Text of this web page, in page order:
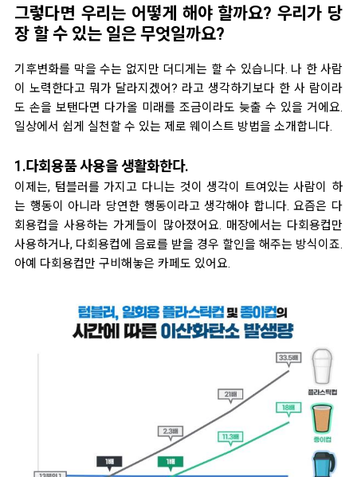
그렇다면 우리는 어떻게 해야 할까요? 우리가 당
장 할 수 있는 일은 무엇일까요?
기후변화를 막을 수는 없지만 더디게는 할 수 있습니다. 나 한 사람
이 노력한다고 뭐가 달라지겠어? 라고 생각하기보다 한 사 람이라
도 손을 보탠다면 다가올 미래를 조금이라도 늦출 수 있을 거에요.
일상에서 쉽게 실천할 수 있는 제로 웨이스트 방법을 소개합니다.
1.다회용품 사용을 생활화한다.
이제는, 텀블러를 가지고 다니는 것이 생각이 트여있는 사람이 하
는 행동이 아니라 당연한 행동이라고 생각해야 합니다. 요즘은 다
회용컵을 사용하는 가게들이 많아졌어요. 매장에서는 다회용컵만
사용하거나, 다회용컵에 음료를 받을 경우 할인을 해주는 방식이죠.
아예 다회용컵만 구비해놓은 카페도 있어요.